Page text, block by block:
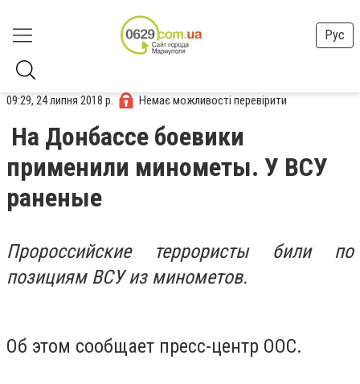
Рус
09:29, 24 липня 2018 р. Немає можливості перевірити
На Донбассе боевики
применили минометы. У ВСУ
раненые
Пророссийские террористы били по
позициям ВСУ из минометов.
Об этом сообщает пресс-центр ООС.